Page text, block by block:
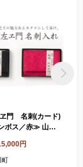
門 名刺(カード)
ボス／赤≫ 山形
円
町